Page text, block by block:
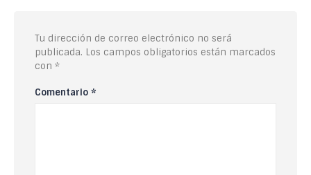
Tu dirección de correo electrónico no será
publicada. Los campos obligatorios están marcados
con *
Comentario *